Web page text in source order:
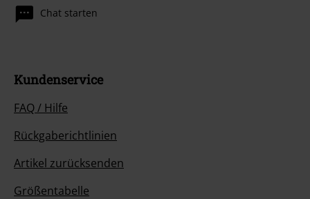
Chat starten
Kundenservice
FAQ / Hilfe
Rückgaberichtlinien
Artikel zurücksenden
Größentabelle